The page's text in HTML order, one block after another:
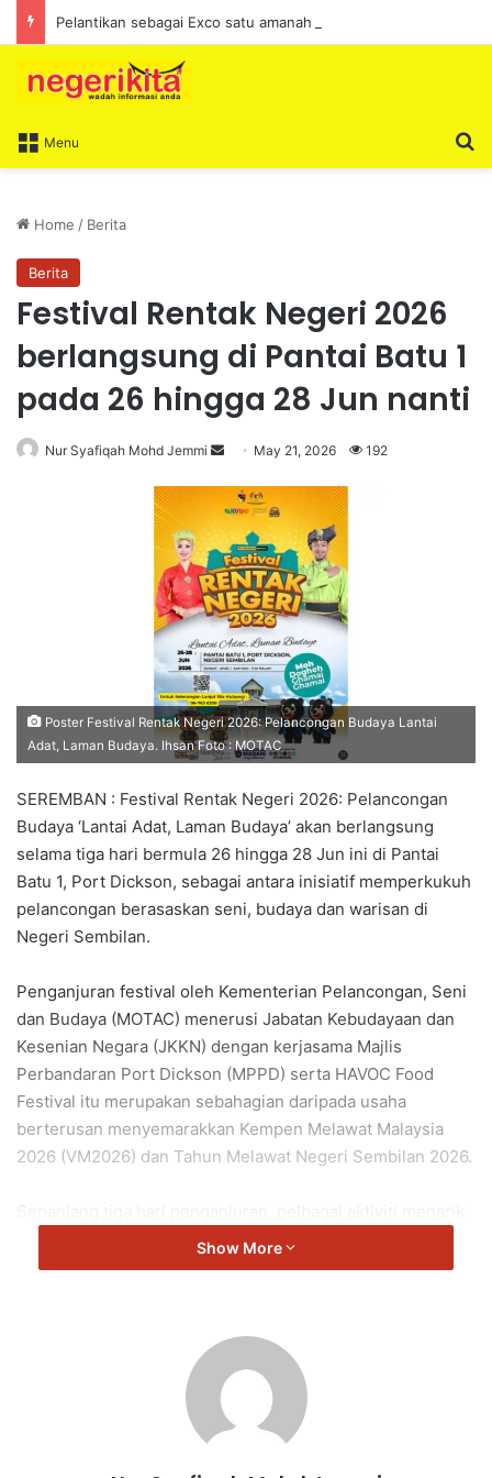
Menu
Home / Berita
Berita
Festival Rentak Negeri 2026
berlangsung di Pantai Batu 1
pada 26 hingga 28 Jun nanti
Nur Syafiqah Mohd Jemmi
d
a
n
e
m
a
i
l
May 21, 2026 192
Poster Festival Rentak Negeri 2026: Pelancongan Budaya Lantai
Adat, Laman Budaya. Ihsan Foto : MOTAC
SEREMBAN : Festival Rentak Negeri 2026: Pelancongan
Budaya ‘Lantai Adat, Laman Budaya’ akan berlangsung
selama tiga hari bermula 26 hingga 28 Jun ini di Pantai
Batu 1, Port Dickson, sebagai antara inisiatif memperkukuh
pelancongan berasaskan seni, budaya dan warisan di
Negeri Sembilan.
Penganjuran festival oleh Kementerian Pelancongan, Seni
dan Budaya (MOTAC) menerusi Jabatan Kebudayaan dan
Kesenian Negara (JKKN) dengan kerjasama Majlis
Perbandaran Port Dickson (MPPD) serta HAVOC Food
Festival itu merupakan sebahagian daripada usaha
berterusan menyemarakkan Kempen Melawat Malaysia
2026 (VM2026) dan Tahun Melawat Negeri Sembilan 2026.
bakal disajikan kepada pengunjung termasuk pameran
kebudayaan, persembahan kesenian dan jualan makanan
Festival yang berlangsung dari jam 8 pagi hingga 11.30
malam itu dijangka menjadi platform menghimpunkan
masyarakat dan pelancong dalam suasana penuh
Show More